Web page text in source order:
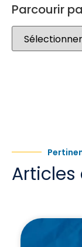
Parcourir
Articles